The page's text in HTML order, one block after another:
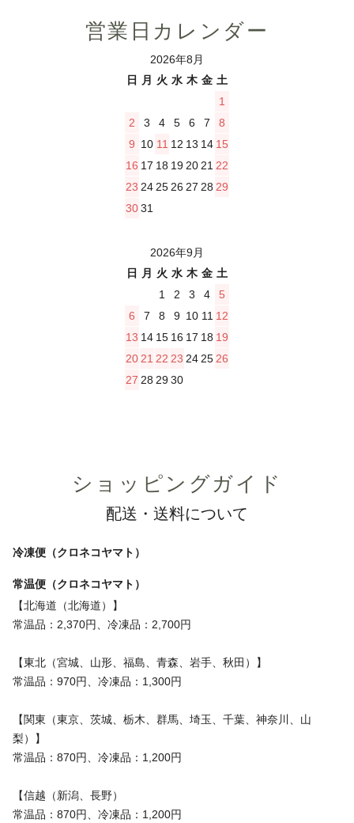
営業日カレンダー
2026年8月
日
月 火 水 木 金 土
1
2
3 4 5 6 7
8
9 10 11 12 13 14 15
16 17 18 19 20 21 22
23 24 25 26 27 28 29
3031
2026年9月
日
月 火 水 木 金 土
1
2 3 4
5
6
7 8 9 10 11 12
13 14 15 16 17 18 19
20 21 22 23 24 25 26
27 28 2930
ショッピングガイド
配送・送料について
冷凍便（クロネコヤマト）
常温便（クロネコヤマト）
【北海道（北海道）】
常温品：2,370円、冷凍品：2,700円
【東北（宮城、山形、福島、青森、岩手、秋田）】
常温品：970円、冷凍品：1,300円
【関東（東京、茨城、栃木、群馬、埼玉、千葉、神奈川、山
梨）】
常温品：870円、冷凍品：1,200円
【信越（新潟、長野）
常温品：870円、冷凍品：1,200円